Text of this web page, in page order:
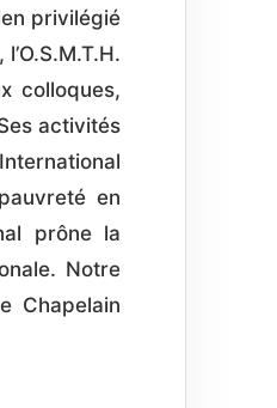
privilégié
colloques,
activités
en
prône la
Notre
Chapelain